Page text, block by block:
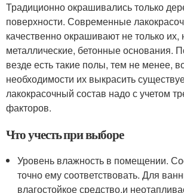
Традиционно окрашивались только
поверхности. Современные
качественно окрашивают не только их,
металлические, бетонные основания.
везде есть такие полы, тем не менее,
необходимости их выкрасить
лакокрасочный состав надо с учетом
факторов.
Что учесть при выборе
Уровень влажность в помещении.
точно ему соответствовать. Для
влагостойкое средство,и